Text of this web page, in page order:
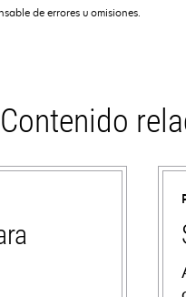
de errores u omisiones.
Contenido